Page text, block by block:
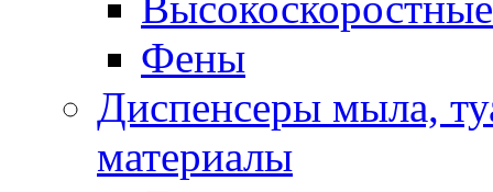
Фены
Диспенсеры мыла,
материалы